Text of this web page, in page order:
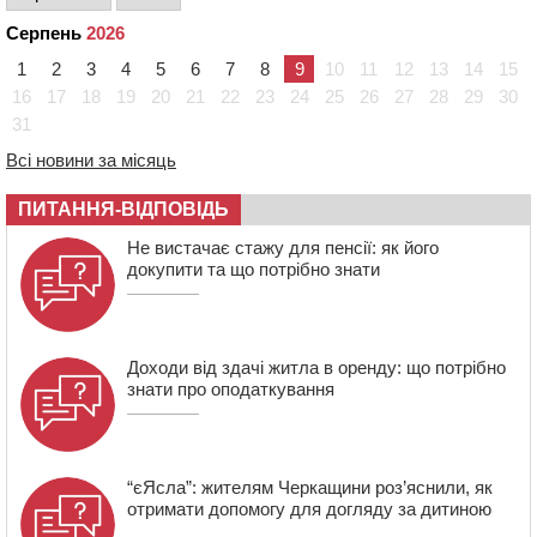
На честь загиблого захисника і чемпіона світу в
Черкасах відкрили спортивно-реабілітаційний центр
15:05
На Звенигородщині, попри заборону міськради,
14:31 У Каневі аномальна спека призвела до перебоїв у
14:02 На Черкащині намолотили перший мільйон тонн
зерна нового врожаю
13:40
На Кам’янщині сталася масштабна пожежа
сміттєзвалища
Серпень 2026
1
2 3 4 5 6 7 8 9 10 11 12 13 14
15
16
17 18 19 20 21 22 23 24 25 26 27 28 29
30
31
Всі новини за місяць
ПИТАННЯ-ВІДПОВІДЬ
Не вистачає стажу для пенсії: як його
докупити та що потрібно знати
Доходи від здачі житла в оренду: що потрібно
знати про оподаткування
“єЯсла”: жителям Черкащини роз’яснили, як
отримати допомогу для догляду за дитиною